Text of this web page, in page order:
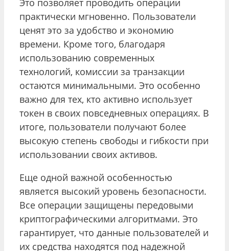
практически мгновенно. Пользователи
ценят это за удобство и экономию
времени. Кроме того, благодаря
использованию современных
технологий, комиссии за транзакции
остаются минимальными. Это особенно
важно для тех, кто активно использует
токен в своих повседневных операциях. В
итоге, пользователи получают более
высокую степень свободы и гибкости при
использовании своих активов.
Еще одной важной особенностью
является высокий уровень безопасности.
Все операции защищены передовыми
криптографическими алгоритмами. Это
гарантирует, что данные пользователей и
их средства находятся под надежной